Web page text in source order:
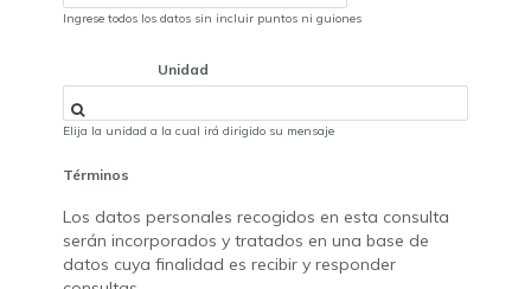
Ingrese todos los datos sin incluir puntos ni guiones
Unidad
Elija la unidad a la cual irá dirigido su mensaje
Términos
Los datos personales recogidos en esta consulta
serán incorporados y tratados en una base de
datos cuya finalidad es recibir y responder